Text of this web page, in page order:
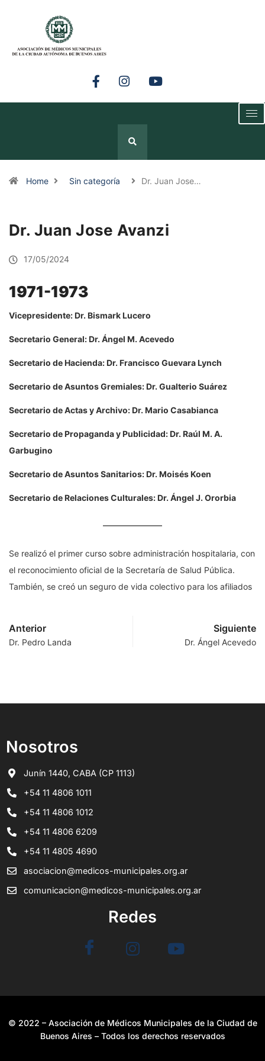
Home Sin categoría Dr. Juan Jose…
Dr. Juan Jose Avanzi
17/05/2024
1971-1973
Vicepresidente: Dr. Bismark Lucero
Secretario General: Dr. Ángel M. Acevedo
Secretario de Hacienda: Dr. Francisco Guevara Lynch
Secretario de Asuntos Gremiales: Dr. Gualterio Suárez
Secretario de Actas y Archivo: Dr. Mario Casabianca
Secretario de Propaganda y Publicidad: Dr. Raúl M. A.
Garbugino
Secretario de Asuntos Sanitarios: Dr. Moisés Koen
Secretario de Relaciones Culturales: Dr. Ángel J. Ororbia
Se realizó el primer curso sobre administración hospitalaria, con
el reconocimiento oficial de la Secretaría de Salud Pública.
También, se creó un seguro de vida colectivo para los afiliados
Anterior
Dr. Pedro Landa
Siguiente
Dr. Ángel Acevedo
Nosotros
Junín 1440, CABA (CP 1113)
+54 11 4806 1011
+54 11 4806 1012
+54 11 4806 6209
+54 11 4805 4690
asociacion@medicos-municipales.org.ar
comunicacion@medicos-municipales.org.ar
Redes
© 2022 – Asociación de Médicos Municipales de la Ciudad de
Buenos Aires – Todos los derechos reservados